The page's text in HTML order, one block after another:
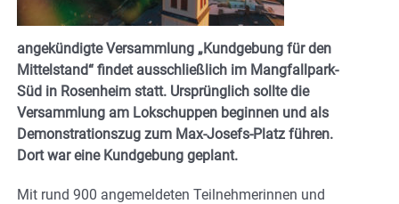
angekündigte Versammlung „Kundgebung für den
Mittelstand“ findet ausschließlich im Mangfallpark-
Süd in Rosenheim statt. Ursprünglich sollte die
Versammlung am Lokschuppen beginnen und als
Demonstrationszug zum Max-Josefs-Platz führen.
Dort war eine Kundgebung geplant.
Mit rund 900 angemeldeten Teilnehmerinnen und